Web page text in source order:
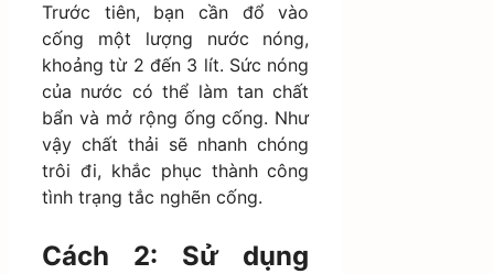
Trước tiên, bạn cần đổ vào
cống một lượng nước nóng,
khoảng từ 2 đến 3 lít. Sức nóng
của nước có thể làm tan chất
bẩn và mở rộng ống cống. Như
vậy chất thải sẽ nhanh chóng
trôi đi, khắc phục thành công
tình trạng tắc nghẽn cống.
Cách 2: Sử dụng